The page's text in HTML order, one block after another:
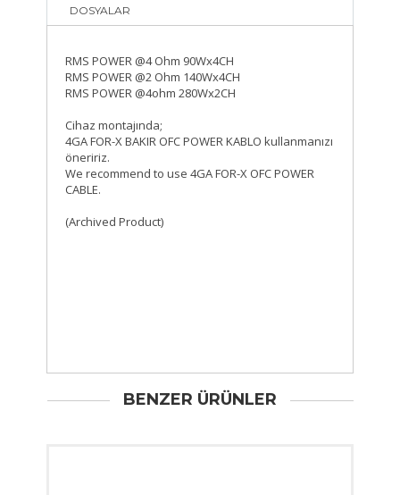
DOSYALAR
RMS POWER @4 Ohm 90Wx4CH
RMS POWER @2 Ohm 140Wx4CH
RMS POWER @4ohm 280Wx2CH
Cihaz montajında;
4GA FOR-X BAKIR OFC POWER KABLO kullanmanızı
öneririz.
We recommend to use 4GA FOR-X OFC POWER
CABLE.
(Archived Product)
BENZER ÜRÜNLER